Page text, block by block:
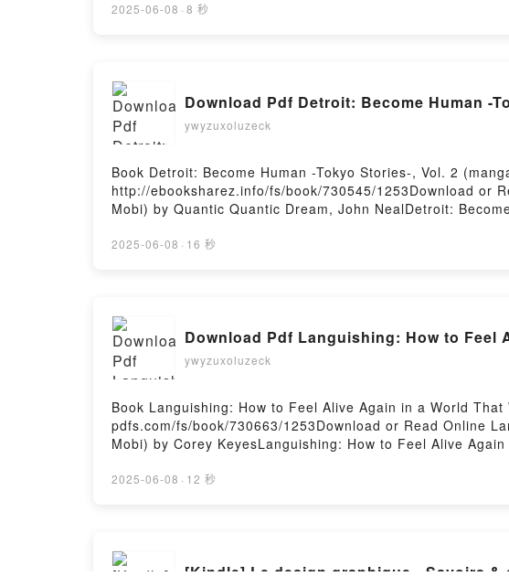
CARTAS A LA MADRE Nicolas Bersihand Descargar
2025-06-08 · 8 秒
Download Pdf Detroit: Become Human -
ywyzuxoluzeck
Book Detroit: Become Human -Tokyo Stories-, Vol. 2
http://ebooksharez.info/fs/book/730545/1253Download or
Mobi) by Quantic Quantic Dream, John NealDetroit:
Quantic Quantic Dream, John Neal Read Online, Detroit:
2025-06-08 · 16 秒
Download Pdf Languishing: How to Feel
ywyzuxoluzeck
Book Languishing: How to Feel Alive Again in a World
pdfs.com/fs/book/730663/1253Download or Read Online
Mobi) by Corey KeyesLanguishing: How to Feel Alive
Languishing: How to Feel Alive Again in a World That
2025-06-08 · 12 秒